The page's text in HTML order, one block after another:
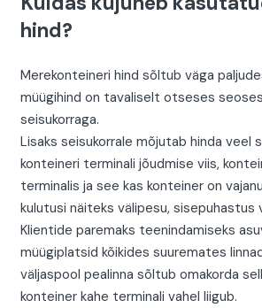
hind?
Merekonteineri hind sõltub väga
müügihind on tavaliselt otseses
seisukorraga.
Lisaks seisukorrale mõjutab hinda veel
konteineri terminali jõudmise viis,
terminalis ja see kas konteiner on
kulutusi näiteks välipesu, sisepuhastus
Klientide paremaks teenindamiseks
müügiplatsid kõikides suuremates
väljaspool pealinna sõltub omakorda
konteiner kahe terminali vahel liigub.